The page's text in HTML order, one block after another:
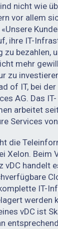
nicht wie
vor allem
ihre IT-
bezahlen,
mehr
zu
of IT, bei der
AG. Das IT-
arbeitet
Services
die
Xelon. Beim
vDC handelt
IT-
werden
vDC ist